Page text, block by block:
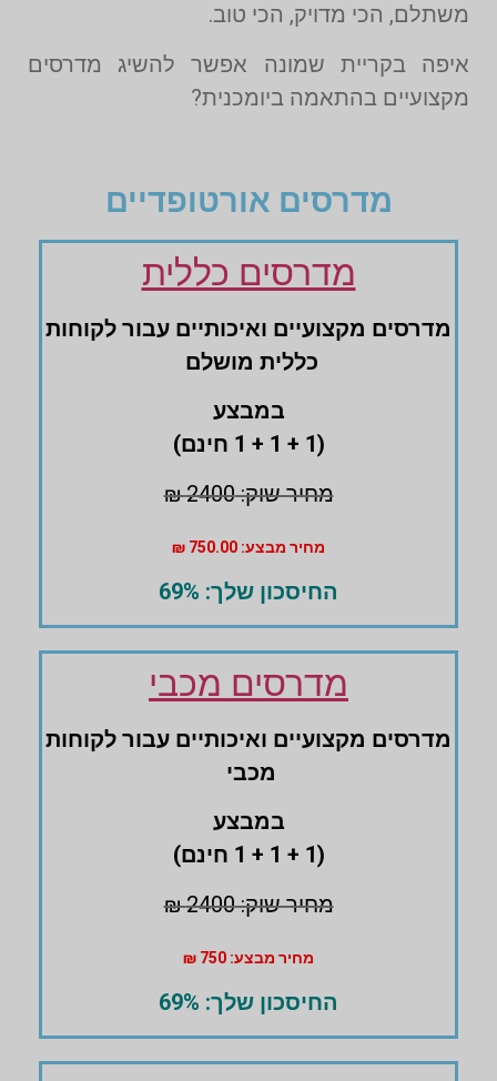
משתלם, הכי מדויק, הכי טוב.
איפה בקריית שמונה אפשר להשיג מדרסים
מקצועיים בהתאמה ביומכנית?
מדרסים אורטופדיים
מדרסים כללית
מדרסים ‏מקצועיים ‏ואיכותיים עבור לקוחות
‏כללית מושלם
במבצע
(1 + 1 + 1 חינם)
מחיר שוק: 2400 ₪
מחיר מבצע: 750.00 ₪
החיסכון שלך: 69%
מדרסים מכבי
מדרסים ‏מקצועיים ואיכותיים עבור לקוחות
מכבי
במבצע
(1 + 1 + 1 חינם)
מחיר שוק: 2400 ₪
מחיר מבצע: 750 ₪
החיסכון שלך: 69%